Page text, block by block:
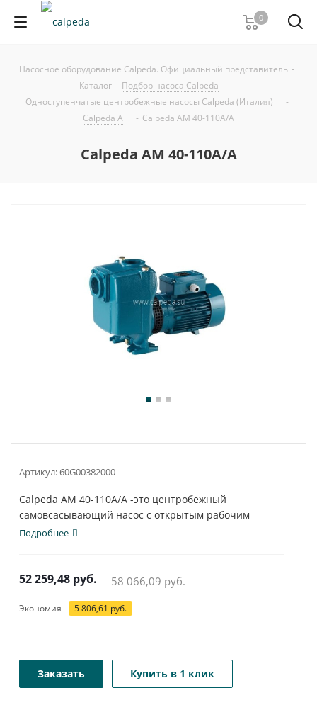
0
Насосное оборудование Calpeda. Официальный представитель -
Каталог - Подбор насоса Calpeda
-
Одноступенчатые центробежные насосы Calpeda (Италия)
-
Calpeda A
- Calpeda AM 40-110A/A
Calpeda AM 40-110A/A
Артикул:60G00382000
Calpeda AM 40-110A/A -это центробежный
самовсасывающий насос с открытым рабочим
колесом.
Подробнее
52 259,48 руб. 58 066,09руб.
Экономия 5 806,61 руб.
Заказать Купить в 1 клик